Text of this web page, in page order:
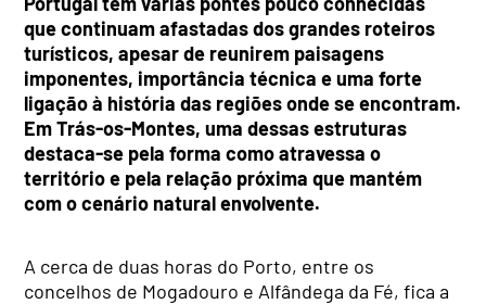
que continuam afastadas dos grandes roteiros
turísticos, apesar de reunirem paisagens
imponentes, importância técnica e uma forte
ligação à história das regiões onde se encontram.
Em Trás-os-Montes, uma dessas estruturas
destaca-se pela forma como atravessa o
território e pela relação próxima que mantém
com o cenário natural envolvente.
A cerca de duas horas do Porto, entre os
concelhos de Mogadouro e Alfândega da Fé, fica a